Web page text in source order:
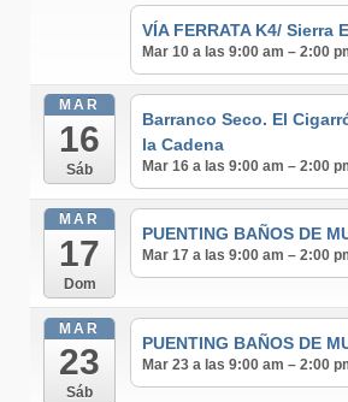
VÍA FERRATA K4/ Sierra
Mar 10 a las 9:00 am – 2:00
MAR
16
Sáb
Barranco Seco. El
la Cadena
Mar 16 a las 9:00 am – 2:00
MAR
17
Dom
PUENTING BAÑOS DE
Mar 17 a las 9:00 am – 2:00
MAR
23
Sáb
PUENTING BAÑOS DE
Mar 23 a las 9:00 am – 2:00